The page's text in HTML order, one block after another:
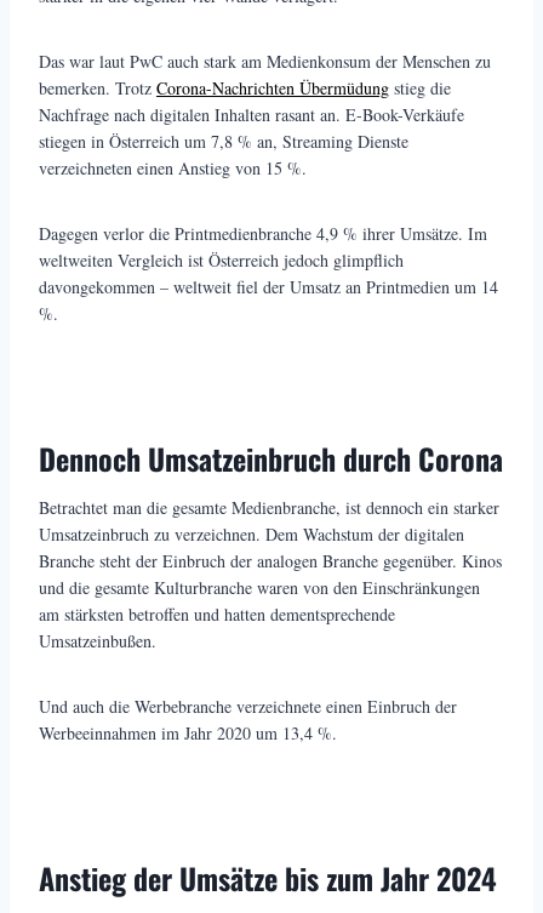
Das war laut PwC auch stark am Medienkonsum der Menschen zu
bemerken. Trotz Corona-Nachrichten Übermüdung stieg die
Nachfrage nach digitalen Inhalten rasant an. E-Book-Verkäufe
stiegen in Österreich um 7,8 % an, Streaming Dienste
verzeichneten einen Anstieg von 15 %.
Dagegen verlor die Printmedienbranche 4,9 % ihrer Umsätze. Im
weltweiten Vergleich ist Österreich jedoch glimpflich
davongekommen – weltweit fiel der Umsatz an Printmedien um 14
%.
Dennoch Umsatzeinbruch durch Corona
Betrachtet man die gesamte Medienbranche, ist dennoch ein starker
Umsatzeinbruch zu verzeichnen. Dem Wachstum der digitalen
Branche steht der Einbruch der analogen Branche gegenüber. Kinos
und die gesamte Kulturbranche waren von den Einschränkungen
am stärksten betroffen und hatten dementsprechende
Umsatzeinbußen.
Und auch die Werbebranche verzeichnete einen Einbruch der
Werbeeinnahmen im Jahr 2020 um 13,4 %.
Anstieg der Umsätze bis zum Jahr 2024